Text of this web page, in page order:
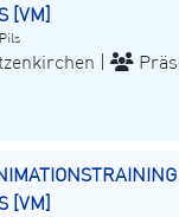
[VM]
|
[VM]